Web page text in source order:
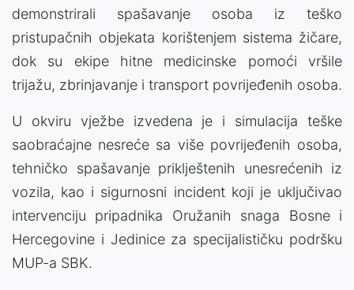
demonstrirali spašavanje osoba iz teško
pristupačnih objekata korištenjem sistema žičare,
dok su ekipe hitne medicinske pomoći vršile
trijažu, zbrinjavanje i transport povrijeđenih osoba.
U okviru vježbe izvedena je i simulacija teške
saobraćajne nesreće sa više povrijeđenih osoba,
tehničko spašavanje priklještenih unesrećenih iz
vozila, kao i sigurnosni incident koji je uključivao
intervenciju pripadnika Oružanih snaga Bosne i
Hercegovine i Jedinice za specijalističku podršku
MUP-a SBK.